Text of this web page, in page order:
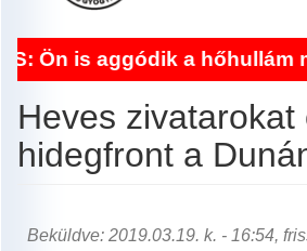
aggódik a hőhullám miatt!
Heves zivatarokat
hidegfront a
Beküldve: 2019.03.19. k. - 16:54,